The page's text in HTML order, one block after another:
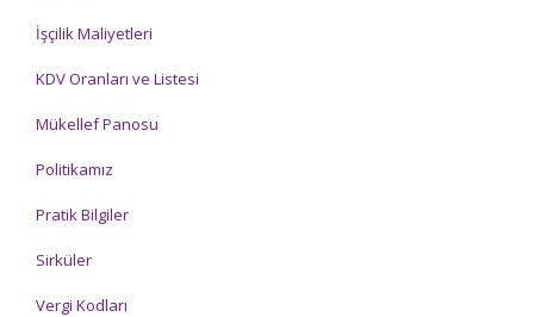
İşçilik Maliyetleri
KDV Oranları ve Listesi
Mükellef Panosu
Politikamız
Pratik Bilgiler
Sirküler
Vergi Kodları